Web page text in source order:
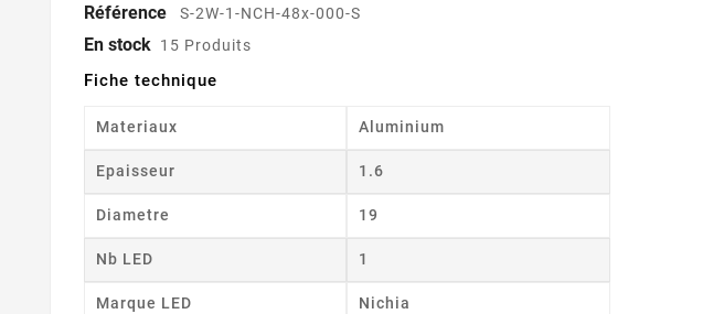
Référence S-2W-1-NCH-48x-000-S
En stock 15 Produits
Fiche technique
Materiaux Aluminium
Epaisseur 1.6
Diametre 19
Nb LED 1
Marque LED Nichia